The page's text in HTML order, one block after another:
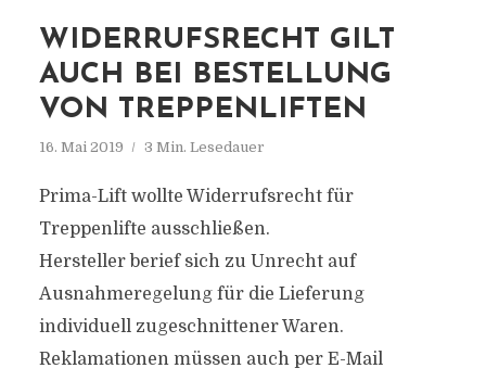
WIDERRUFSRECHT GILT
AUCH BEI BESTELLUNG
VON TREPPENLIFTEN
16. Mai 2019 3 Min. Lesedauer
Prima-Lift wollte Widerrufsrecht für
Treppenlifte ausschließen.
Hersteller berief sich zu Unrecht auf
Ausnahmeregelung für die Lieferung
individuell zugeschnittener Waren.
Reklamationen müssen auch per E-Mail